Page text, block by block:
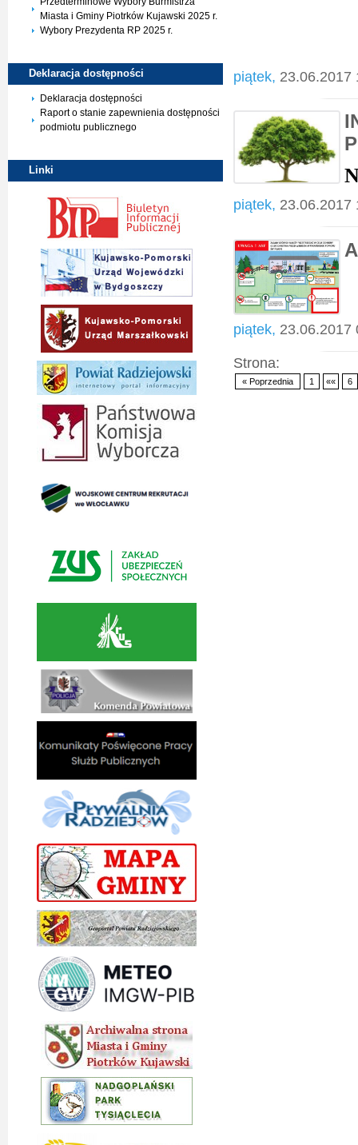
Miasta i Gminy Piotrków Kujawski 2025 r.
Wybory Prezydenta RP 2025 r.
Deklaracja dostępności
Deklaracja dostępności
Raport o stanie zapewnienia dostępności
podmiotu publicznego
Linki
piątek, 23.06.2017
piątek, 23.06.2017
piątek, 23.06.2017
Strona:
« Poprzednia 1 «« 6